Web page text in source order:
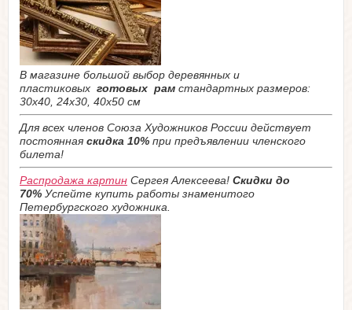
В магазине большой выбор деревянных и
пластиковых готовых рам стандартных размеров:
30х40, 24х30, 40х50 см
Для всех членов Союза Художников России действует
постоянная скидка 10% при предъявлении членского
билета!
Распродажа картин Сергея Алексеева! Скидки до
70% Успейте купить работы знаменитого
Петербургского художника.